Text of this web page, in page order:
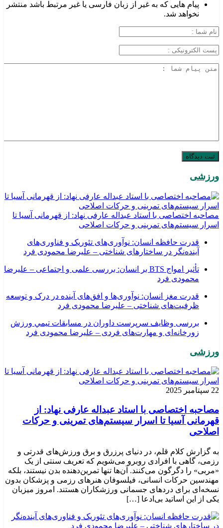
پیام هایی که به غیر از زبان فارسی یا غیر مرتبط باشد منتشر
نخواهد شد.
ورزشی
مصاحبه اختصاصی با استاد عبداله عارفی نهاد: از قهرمانی آسیا تا
اسرار سیستم‌های تمرینی و حرکات اصلاحی
قدرت حافظه انسان: نوآوری‌های تئوریک و فناوری‌های
آینده‌نگر در ساختارهای شناختی – علیرضا محمودی فرد
تأثیر امواج BTS بر انسان: بررسی علمی و اجتماعی – علیرضا
محمودی فرد
قدرت مغز انسان: نوآوری‌ها و افق‌های آینده در درک و توسعه
ظرفیت‌های شناختی – علیرضا محمودی فرد
بررسی وظايف سرپرست داوران در مسابقات تیمي ورزش
زورخانه‌ای و مهارت‌های فردی – علیرضا محمودی فرد
ورزشی
22 سپتامبر 2025
مصاحبه اختصاصی با استاد عبداله عارفی نهاد: از
قهرمانی آسیا تا اسرار سیستم‌های تمرینی و حرکات
اصلاحی
به گزارش کلام قلم، در دنیای پرزرق و برق ورزش‌های قدرتی و
رزمی، گاهی با افرادی روبرو می‌شویم که تعریف سنتی از یک
«مربی» را دگرگون می‌کنند. آن‌ها تنها تمرین‌دهنده بدن نیستند، بلکه
مهندسین حرکات انسانی، فیلسوفان هنرهای رزمی و پزشکان بدون
نسخه‌ای برای دردهای جسمانی ورزشکاران هستند. امروز میزبان
یکی از این اساتید بی‌ادعا […]